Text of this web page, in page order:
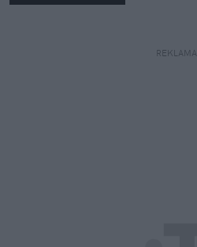
REKLAMA